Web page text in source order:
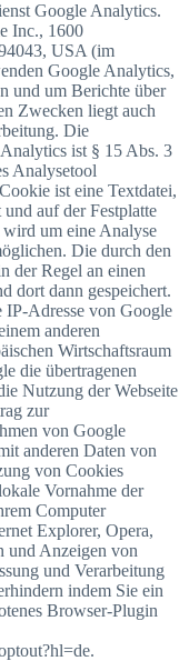
Google Analytics.
Inc., 1600
USA (im
Google Analytics,
und um Berichte über
Zwecken liegt auch
Die
ist § 15 Abs. 3
Analysetool
ist eine Textdatei,
auf der Festplatte
wird um eine Analyse
Die durch den
der Regel an einen
dort dann gespeichert.
Adresse von Google
anderen
Wirtschaftsraum
die übertragenen
Nutzung der Webseite
zur
von Google
anderen Daten von
von Cookies
Vornahme der
Computer
Explorer, Opera,
und Anzeigen von
und Verarbeitung
indem Sie ein
Browser-Plugin